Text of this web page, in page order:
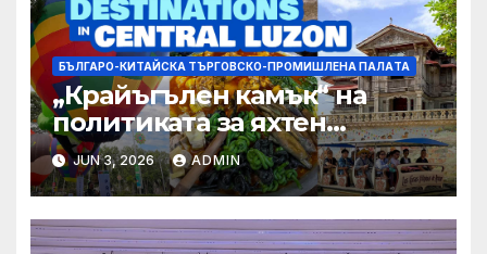
БЪЛГАРО-КИТАЙСКА ТЪРГОВСКО-ПРОМИШЛЕНА ПАЛAТА
„Крайъгълен камък“ на
политиката за яхтен
туризъм на GBA
JUN 3, 2026 ADMIN